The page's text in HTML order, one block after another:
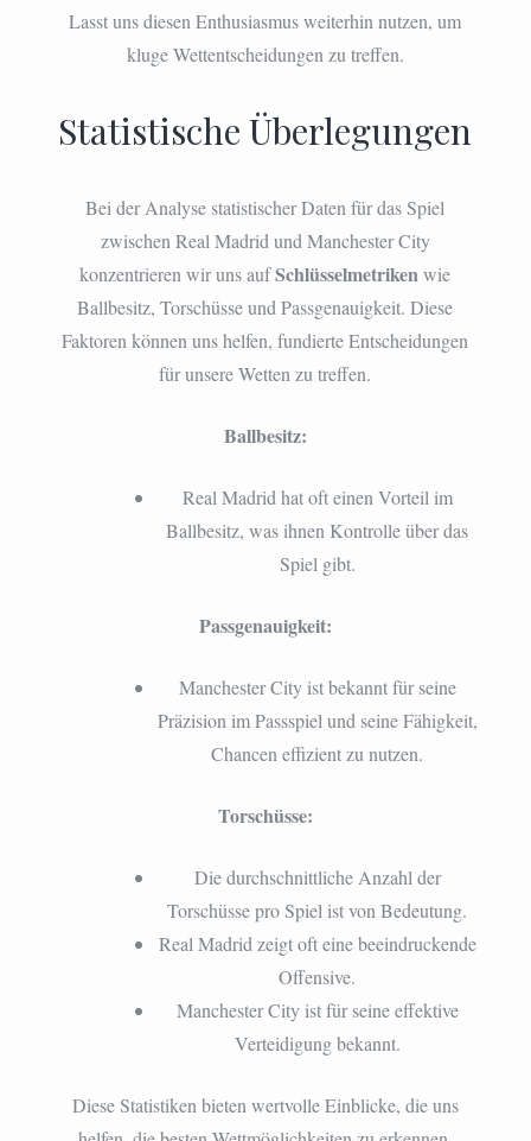
Lasst uns diesen Enthusiasmus weiterhin nutzen, um
kluge Wettentscheidungen zu treffen.
Statistische Überlegungen
Bei der Analyse statistischer Daten für das Spiel
zwischen Real Madrid und Manchester City
konzentrieren wir uns aufSchlüsselmetrikenwie
Ballbesitz, Torschüsse und Passgenauigkeit. Diese
Faktoren können uns helfen, fundierte Entscheidungen
für unsere Wetten zu treffen.
Ballbesitz:
Real Madrid hat oft einen Vorteil im
Ballbesitz, was ihnen Kontrolle über das
Spiel gibt.
Passgenauigkeit:
Manchester City ist bekannt für seine
Präzision im Passspiel und seine Fähigkeit,
Chancen effizient zu nutzen.
Torschüsse:
Die durchschnittliche Anzahl der
Torschüsse pro Spiel ist von Bedeutung.
Real Madrid zeigt oft eine beeindruckende
Offensive.
Manchester City ist für seine effektive
Verteidigung bekannt.
Diese Statistiken bieten wertvolle Einblicke, die uns